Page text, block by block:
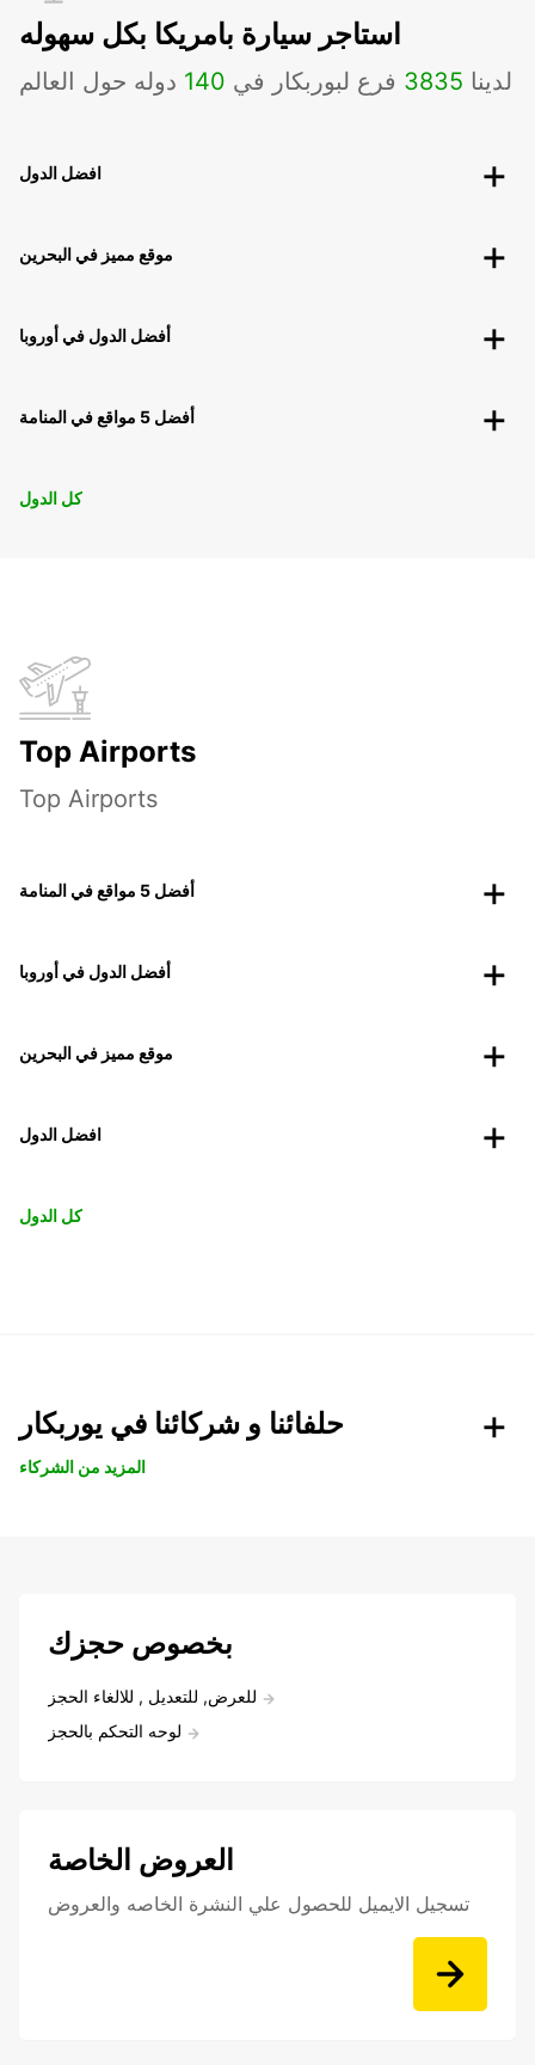
استاجر سيارة بامريكا بكل سهوله
لدينا 3835 فرع لبوربكار في 140 دوله حول العالم
افضل الدول
موقع مميز في البحرين
أفضل الدول في أوروبا
أفضل 5 مواقع في المنامة
كل الدول
Top Airports
Top Airports
أفضل 5 مواقع في المنامة
أفضل الدول في أوروبا
موقع مميز في البحرين
افضل الدول
كل الدول
حلفائنا و شركائنا في يوربكار
المزيد من الشركاء
بخصوص حجزك
للعرض, للتعديل , للالغاء الحجز
لوحه التحكم بالحجز
العروض الخاصة
تسجيل الايميل للحصول علي النشرة الخاصه والعروض